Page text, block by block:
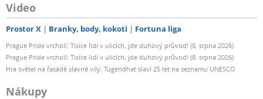
Video
Prostor X Branky, body, kokoti Fortuna liga
Prague Pride vrcholí: Tisíce lidí v ulicích, jde duhový průvod! (8. srpna 2026)
Prague Pride vrcholí: Tisíce lidí v ulicích, jde duhový průvod! (8. srpna 2026)
Hra světel na fasádě slavné vily: Tugendhat slaví 25 let na seznamu UNESCO
Nákupy